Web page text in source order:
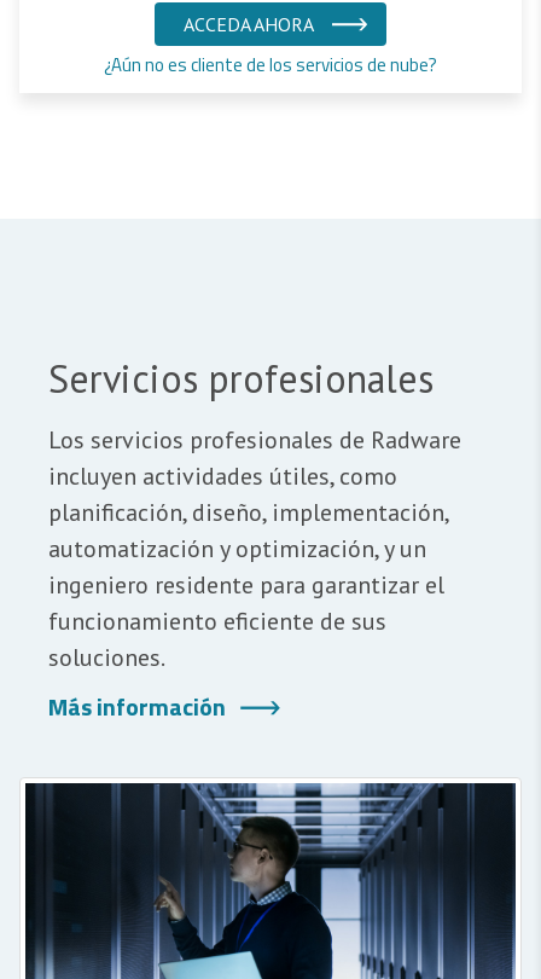
ACCEDA AHORA
¿Aún no es cliente de los servicios de nube?
Servicios profesionales
Los servicios profesionales de Radware
incluyen actividades útiles, como
planificación, diseño, implementación,
automatización y optimización, y un
ingeniero residente para garantizar el
funcionamiento eficiente de sus
soluciones.
Más información